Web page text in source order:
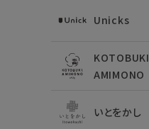
Unicks
KOTOBUKI
AMIMONO
いとをかし